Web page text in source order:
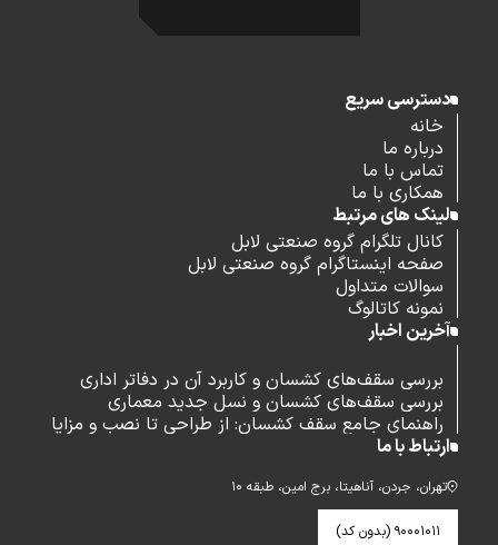
دسترسی سریع
خانه
درباره ما
تماس با ما
همکاری با ما
لینک های مرتبط
کانال تلگرام گروه صنعتی لابل
صفحه اینستاگرام گروه صنعتی لابل
سوالات متداول
نمونه کاتالوگ
آخرین اخبار
بررسی سقف‌های کشسان و کاربرد آن در دفاتر اداری
بررسی سقف‌های کشسان و نسل جدید معماری
راهنمای جامع سقف کشسان: از طراحی تا نصب و مزایا
ارتباط با ما
تهران، جردن، آناهیتا، برج امین، طبقه ۱۰
۹۰۰۰۱۰۱۱ (بدون کد)